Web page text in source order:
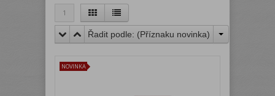
1
Řadit podle: (Příznaku novinka)
NOVINKA